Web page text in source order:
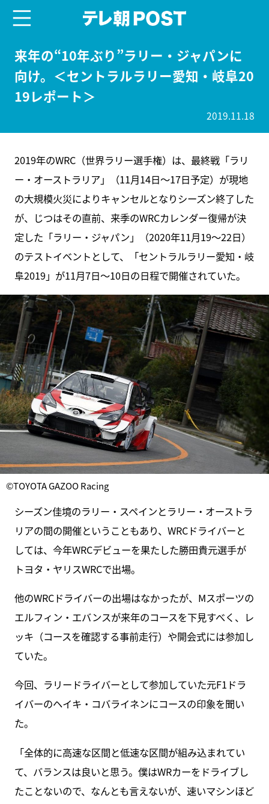
来年の“10年ぶり”ラリー・ジャパンに
向け。＜セントラルラリー愛知・岐阜20
19レポート＞
2019.11.18
2019年のWRC（世界ラリー選手権）は、最終戦「ラリ
ー・オーストラリア」（11月14日～17日予定）が現地
の大規模火災によりキャンセルとなりシーズン終了した
が、じつはその直前、来季のWRCカレンダー復帰が決
定した「ラリー・ジャパン」（2020年11月19～22日）
のテストイベントとして、「セントラルラリー愛知・岐
阜2019」が11月7日～10日の日程で開催されていた。
©TOYOTA GAZOO Racing
シーズン佳境のラリー・スペインとラリー・オーストラ
リアの間の開催ということもあり、WRCドライバーと
しては、今年WRCデビューを果たした勝田貴元選手が
トヨタ・ヤリスWRCで出場。
他のWRCドライバーの出場はなかったが、Mスポーツの
エルフィン・エバンスが来年のコースを下見すべく、レ
ッキ（コースを確認する事前走行）や開会式には参加し
ていた。
今回、ラリードライバーとして参加していた元F1ドラ
イバーのヘイキ・コバライネンにコースの印象を聞い
た。
「全体的に高速な区間と低速な区間が組み込まれてい
て、バランスは良いと思う。僕はWRカーをドライブし
たことないので、なんとも言えないが、速いマシンほど